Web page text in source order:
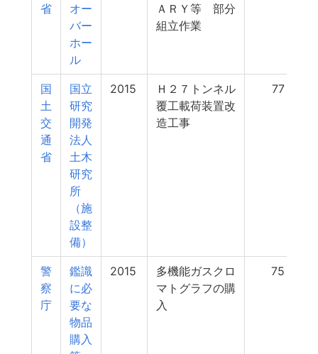
省
オー
バー
ホー
ル
ＡＲＹ等 部分
組立作業
国
土
交
通
省
国立
研究
開発
法人
土木
研究
所
（施
設整
備）
2015
Ｈ２７トンネル
覆工載荷装置改
造工事
77
警
察
庁
鑑識
に必
要な
物品
購入
2015
多機能ガスクロ
マトグラフの購
入
75